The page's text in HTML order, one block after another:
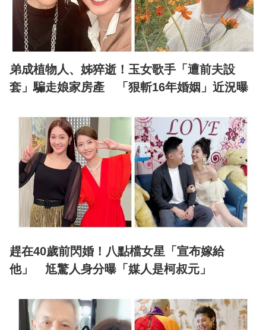
弟成植物人、姊猝逝！玉女歌手「遭前夫設
套」騙走娘家房產 「狠斬16年婚姻」近況曝
趕在40歲前閃婚！八點檔女星「宣布嫁給
他」 尪驚人身分曝「媒人是柯叔元」